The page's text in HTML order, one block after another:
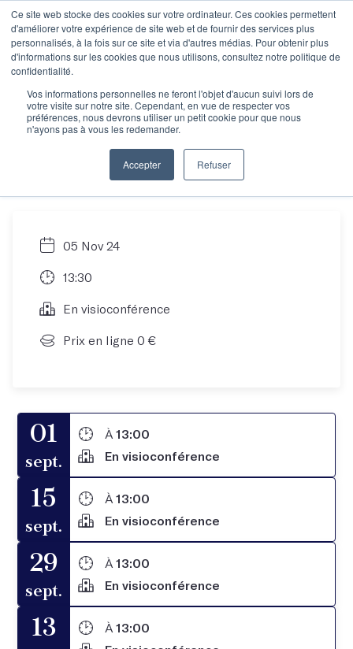
Ce site web stocke des cookies sur votre ordinateur. Ces cookies permettent
d'améliorer votre expérience de site web et de fournir des services plus
personnalisés, à la fois sur ce site et via d'autres médias. Pour obtenir plus
d'informations sur les cookies que nous utilisons, consultez notre politique de
confidentialité.
Vos informations personnelles ne feront l'objet d'aucun suivi lors de
votre visite sur notre site. Cependant, en vue de respecter vos
préférences, nous devrons utiliser un petit cookie pour que nous
n'ayons pas à vous les redemander.
Accepter Refuser
Objectif manuscrit :
Comment écrire son
roman en 12 mois ?
05 Nov 24
13:30
En visioconférence
Prix en ligne 0 €
01
sept.
À 13:00
En visioconférence
15
sept.
À 13:00
En visioconférence
29
sept.
À 13:00
En visioconférence
13 À 13:00